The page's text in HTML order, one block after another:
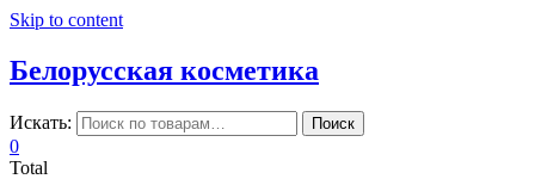
Skip to content
Белорусская косметика
Искать: Поиск
0
Total